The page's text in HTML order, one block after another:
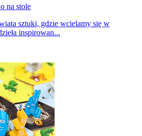
na stole
sztuki, gdzie wcielamy się w
inspirowan...